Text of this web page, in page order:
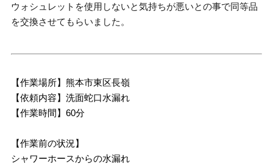
ウォシュレットを使用しないと気持ちが悪いとの事で同等品
を交換させてもらいました。
【作業場所】熊本市東区長嶺
【依頼内容】洗面蛇口水漏れ
【作業時間】60分
【作業前の状況】
シャワーホースからの水漏れ